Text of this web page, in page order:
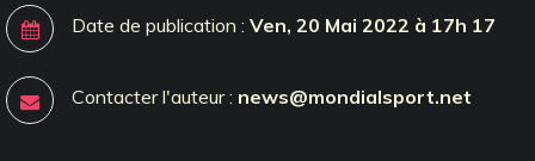
Date de publication : Ven, 20 Mai 2022 à 17h 17
Contacter l'auteur : news@mondialsport.net